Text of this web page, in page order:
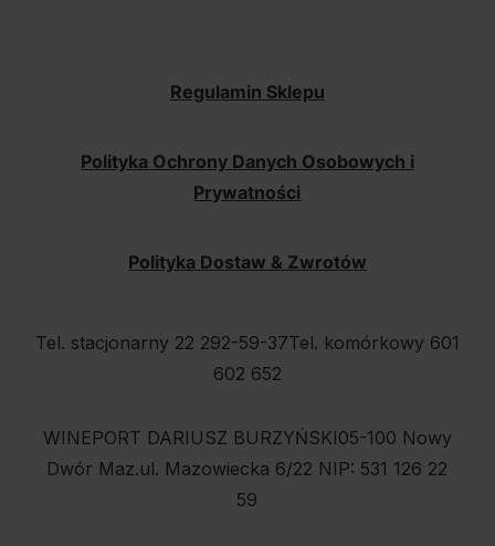
Regulamin Sklepu
Polityka Ochrony Danych Osobowych i
Prywatności
Polityka Dostaw & Zwrotów
Tel. stacjonarny 22 292-59-37Tel. komórkowy 601
602 652
WINEPORT DARIUSZ BURZYŃSKI05-100 Nowy
Dwór Maz.ul. Mazowiecka 6/22 NIP: 531 126 22
59